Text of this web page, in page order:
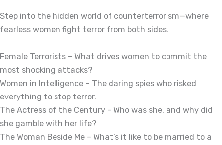
Step into the hidden world of counterterrorism—where
fearless women fight terror from both sides.
Female Terrorists – What drives women to commit the
most shocking attacks?
Women in Intelligence – The daring spies who risked
everything to stop terror.
The Actress of the Century – Who was she, and why did
she gamble with her life?
The Woman Beside Me – What’s it like to be married to a